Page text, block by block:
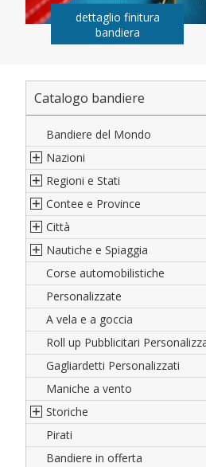
dettaglio finitura
bandiera
Catalogo bandiere
Bandiere del Mondo
Nazioni
Nord America
Sud America
Europa
Africa
Asia
Oceania
Regioni e Stati
Regioni italiane
Territori Italiani
Stati USA
Francesi
Spagnole
Austriache
Tedesche
Regioni varie
Contee e Province
Cantoni Svizzeri
Province Italiane
Province Spagnole
Francia d'oltremare
Territori britannici d'oltremare
Varie Province del Mondo
Città
Città Italiane
Città spagnole
Città francesi
Città del mondo
Nautiche e Spiaggia
Militari e Mercantili
Codice internazionale nautico
Gran Pavese
Da spiaggia
Di cortesia
Corse automobilistiche
Personalizzate
A vela e a goccia
Roll up Pubblicitari
Gagliardetti Personalizzati
Maniche a vento
Storiche
Italiane
Porte di Milano
Pirati
Bandiere in offerta